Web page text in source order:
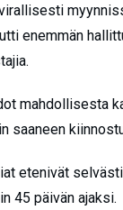
enemmän
mahdollisesta
saaneen
etenivät
45 päivän ajaksi.